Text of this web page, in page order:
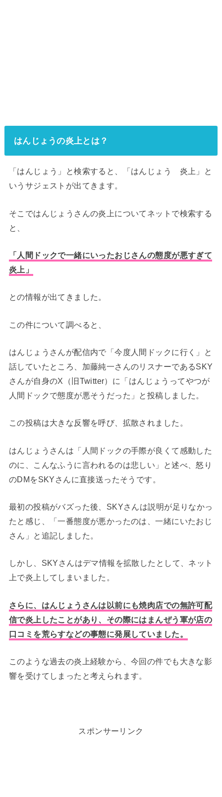
はんじょうの炎上とは？
「はんじょう」と検索すると、「はんじょう 炎上」と
いうサジェストが出てきます。
そこではんじょうさんの炎上についてネットで検索する
と、
「人間ドックで一緒にいったおじさんの態度が悪すぎて
炎上」
との情報が出てきました。
この件について調べると、
はんじょうさんが配信内で「今度人間ドックに行く」と
話していたところ、加藤純一さんのリスナーであるSKY
さんが自身のX（旧Twitter）に「はんじょうってやつが
人間ドックで態度が悪そうだった」と投稿しました。
この投稿は大きな反響を呼び、拡散されました。
はんじょうさんは「人間ドックの手際が良くて感動した
のに、こんなふうに言われるのは悲しい」と述べ、怒り
のDMをSKYさんに直接送ったそうです。
最初の投稿がバズった後、SKYさんは説明が足りなかっ
たと感じ、「一番態度が悪かったのは、一緒にいたおじ
さん」と追記しました。
しかし、SKYさんはデマ情報を拡散したとして、ネット
上で炎上してしまいました。
さらに、はんじょうさんは以前にも焼肉店での無許可配
信で炎上したことがあり、その際にはまんぜう軍が店の
口コミを荒らすなどの事態に発展していました。
このような過去の炎上経験から、今回の件でも大きな影
響を受けてしまったと考えられます。
スポンサーリンク